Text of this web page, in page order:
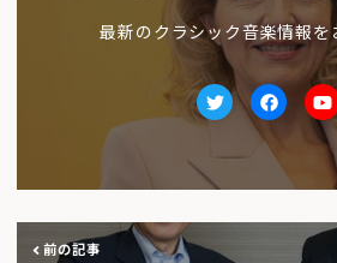
最新のクラシック音楽情報を
Twitter
前の記事